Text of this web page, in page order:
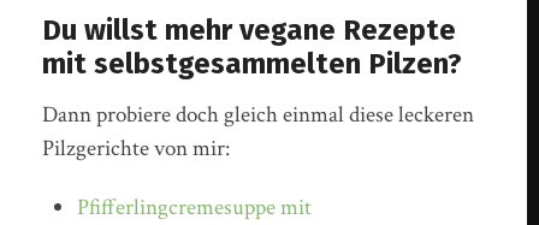
Du willst mehr vegane Rezepte
mit selbstgesammelten Pilzen?
Dann probiere doch gleich einmal diese leckeren
Pilzgerichte von mir:
Pfifferlingcremesuppe mit